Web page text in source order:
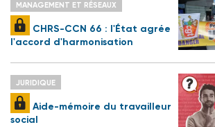
MANAGEMENT ET RÉSEAUX
CHRS-CCN 66 : l'État agrée
l'accord d'harmonisation
JURIDIQUE
Aide-mémoire du travailleur
social